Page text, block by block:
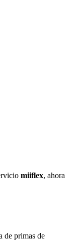
miiflex, ahora
de primas de